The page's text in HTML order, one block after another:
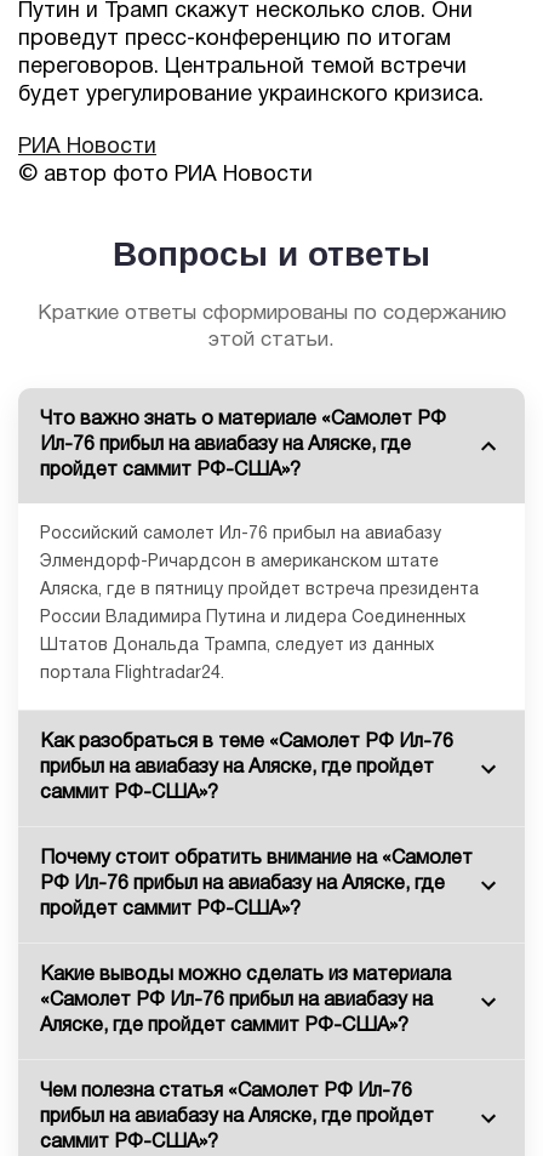
Путин и Трамп скажут несколько слов. Они
проведут пресс-конференцию по итогам
переговоров. Центральной темой встречи
будет урегулирование украинского кризиса.
РИА Новости
© автор фото РИА Новости
Вопросы и ответы
Краткие ответы сформированы по содержанию
этой статьи.
Что важно знать о материале «Самолет РФ
Ил-76 прибыл на авиабазу на Аляске, где
пройдет саммит РФ-США»?
Российский самолет Ил-76 прибыл на авиабазу
Элмендорф-Ричардсон в американском штате
Аляска, где в пятницу пройдет встреча президента
России Владимира Путина и лидера Соединенных
Штатов Дональда Трампа, следует из данных
портала Flightradar24.
Как разобраться в теме «Самолет РФ Ил-76
прибыл на авиабазу на Аляске, где пройдет
саммит РФ-США»?
Почему стоит обратить внимание на «Самолет
РФ Ил-76 прибыл на авиабазу на Аляске, где
пройдет саммит РФ-США»?
Какие выводы можно сделать из материала
«Самолет РФ Ил-76 прибыл на авиабазу на
Аляске, где пройдет саммит РФ-США»?
Чем полезна статья «Самолет РФ Ил-76
прибыл на авиабазу на Аляске, где пройдет
саммит РФ-США»?